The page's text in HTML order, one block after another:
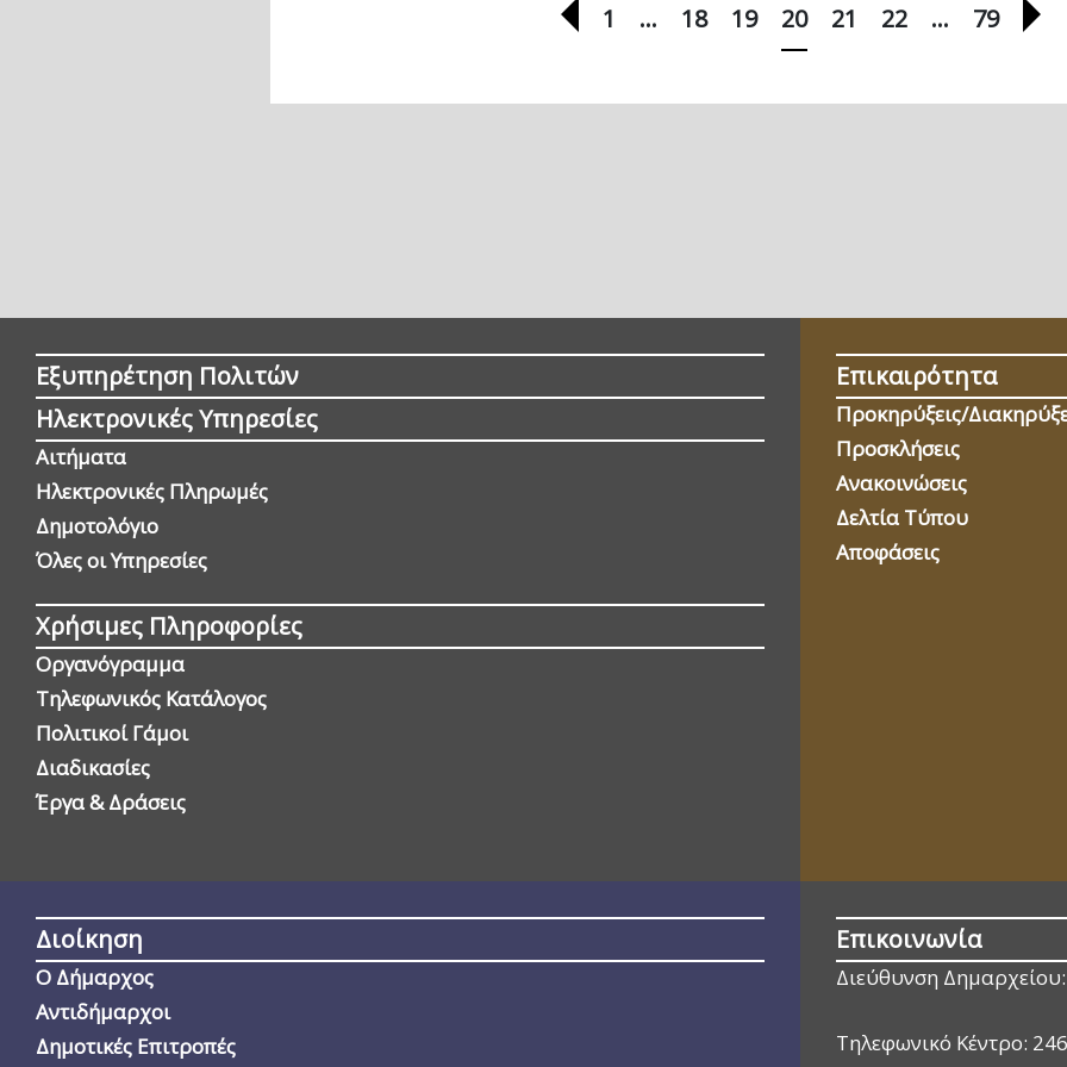
Προηγούμενη σελίδα
1 … 18 19 20 21 22 … 79
Εξυπηρέτηση Πολιτών
Ηλεκτρονικές Υπηρεσίες
Αιτήματα
Ηλεκτρονικές Πληρωμές
Δημοτολόγιο
Όλες οι Yπηρεσίες
Χρήσιμες Πληροφορίες
Οργανόγραμμα
Τηλεφωνικός Κατάλογος
Πολιτικοί Γάμοι
Διαδικασίες
Έργα & Δράσεις
Επικαιρότητα
Προκηρύξεις/
Προσκλήσεις
Ανακοινώσεις
Δελτία Τύπου
Αποφάσεις
Διοίκηση
Ο Δήμαρχος
Αντιδήμαρχοι
Δημοτικές Επιτροπές
Επικοινωνία
Διεύθυνση Δημαρχείου:
Τηλεφωνικό Κέντρο: